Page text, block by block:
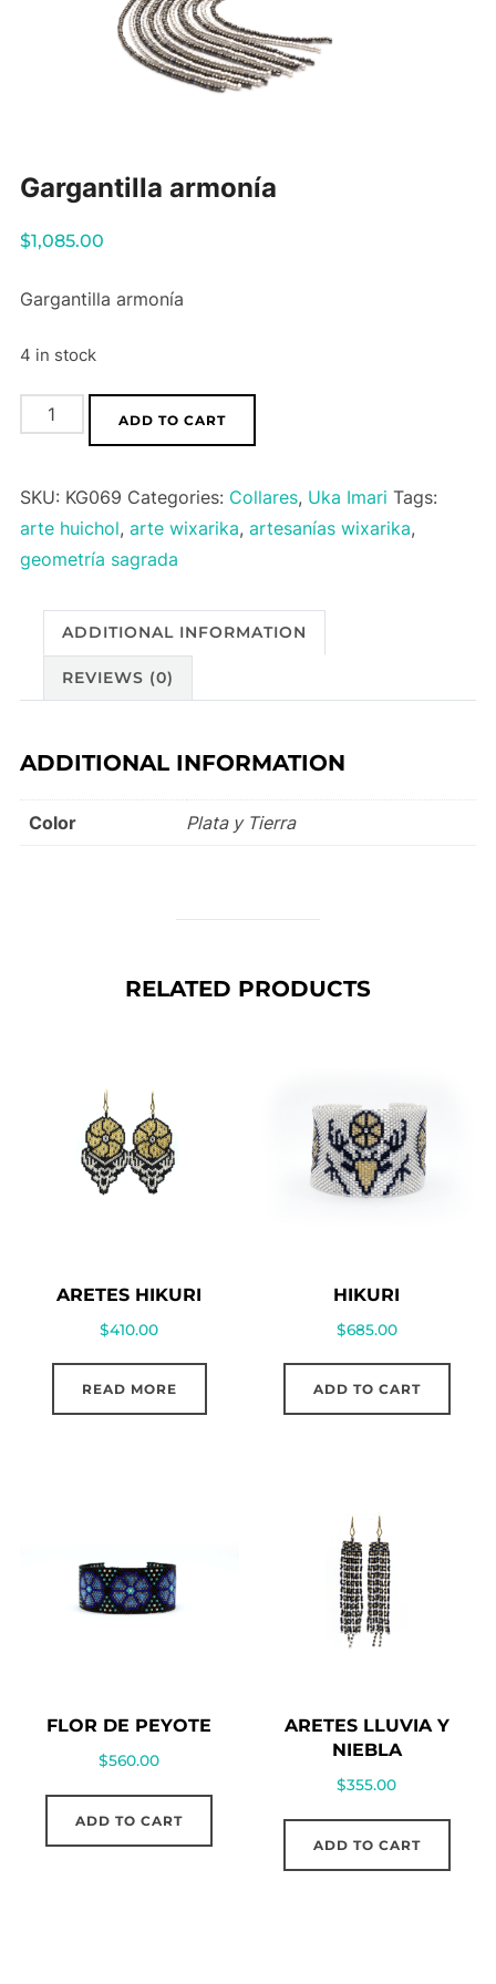
Gargantilla armonía
$1,085.00
Gargantilla armonía
4 in stock
Gargantilla
armonía
ADD TO CART
SKU: KG069 Categories: Collares, Uka Imari Tags:
arte huichol, arte wixarika, artesanías wixarika,
geometría sagrada
ADDITIONAL INFORMATION
REVIEWS (0)
ADDITIONAL INFORMATION
Color Plata y Tierra
RELATED PRODUCTS
ARETES HIKURI
$410.00
READ MORE
HIKURI
$685.00
ADD TO CART
FLOR DE PEYOTE
$560.00
ADD TO CART
ARETES LLUVIA Y
NIEBLA
$355.00
ADD TO CART